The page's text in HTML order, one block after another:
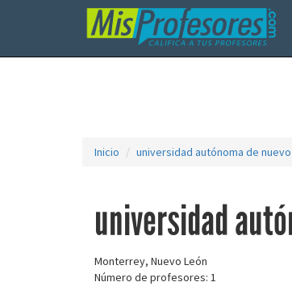
Inicio universidad autónoma de
universidad
Monterrey, Nuevo León
Número de profesores: 1